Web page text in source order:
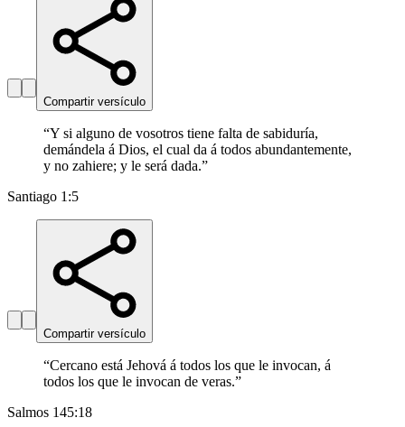
Compartir versículo
“Y si alguno de vosotros tiene falta de sabiduría,
demándela á Dios, el cual da á todos abundantemente,
y no zahiere; y le será dada.”
Santiago 1:5
Compartir versículo
“Cercano está Jehová á todos los que le invocan, á
todos los que le invocan de veras.”
Salmos 145:18